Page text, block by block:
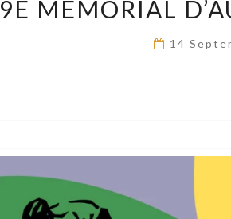
9E MÉMORIAL
14